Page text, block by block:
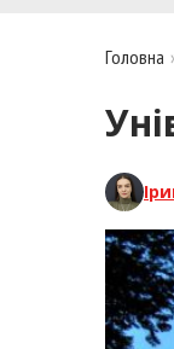
Головна